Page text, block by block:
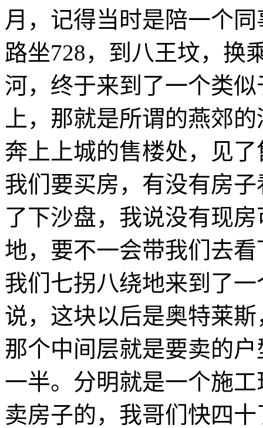
月，记得当时是陪一个
路坐728，到八王坟，换
河，终于来到了一个类
上，那就是所谓的燕郊
奔上上城的售楼处，见
我们要买房，有没有房
了下沙盘，我说没有现
地，要不一会带我们去
我们七拐八绕地来到了
说，这块以后是奥特莱
那个中间层就是要卖的
一半。分明就是一个施
卖房子的，我哥们快四